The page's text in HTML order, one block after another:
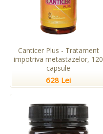
Canticer Plus - Tratament
impotriva metastazelor, 120
capsule
628 Lei